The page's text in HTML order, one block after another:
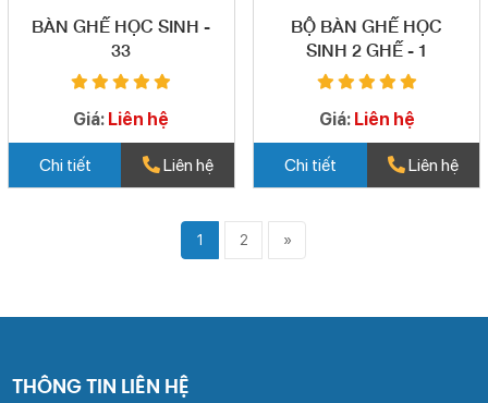
BÀN GHẾ HỌC SINH -
33
Giá: Liên hệ
Chi tiết Liên hệ
BỘ BÀN GHẾ HỌC
SINH 2 GHẾ - 1
Giá: Liên hệ
Chi tiết Liên hệ
1 2 »
THÔNG TIN LIÊN HỆ